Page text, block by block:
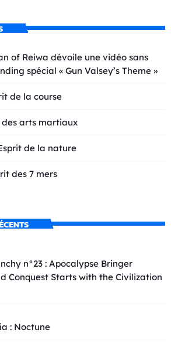
of Reiwa dévoile une vidéo sans
spécial « Gun Valsey’s Theme »
de la course
des arts martiaux
de la nature
des 7 mers
n°23 : Apocalypse Bringer
Conquest Starts with the Civilization
: Noctune